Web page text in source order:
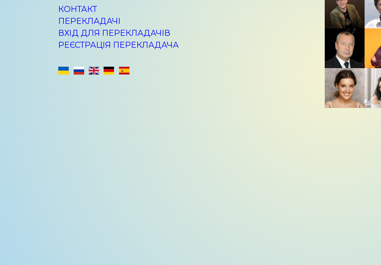
КОНТАКТ
ПЕРЕКЛАДАЧІ
ВХІД ДЛЯ ПЕРЕКЛАДАЧІВ
РЕЄСТРАЦІЯ ПЕРЕКЛАДАЧА